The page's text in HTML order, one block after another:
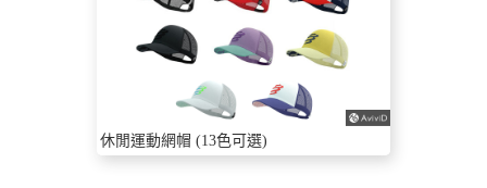
休閒運動網帽 (13色可選)